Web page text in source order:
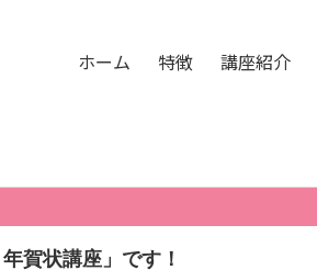
ホーム 特徴 講座紹介
賀状講座」です！